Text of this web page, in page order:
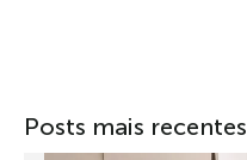
Posts mais recentes